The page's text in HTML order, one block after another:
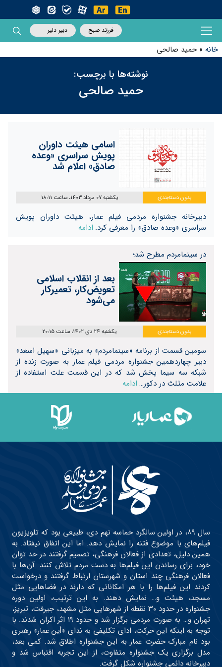
فرزند صبح دبیر دلیر
خانه »حمید صالحی
نوشته‌ها با برچسب:
حمید صالحی
اسامی هیئت داوران
پویش سراسری «وعده
صادق» اعلام شد
بدون دسته‌بندی یکشنبه 07 مرداد 1403، ساعت 18:11
دبیرخانه جشنواره مردمی فیلم عمار، هیئت داوران پویش
سراسری «وعده صادق» را معرفی کرد. ادامه
در سینما‌مردم مطرح شد؛
بعد از انقلاب اسلامی
تعویض‌کار، تعمیر‌کار
می‌شود
بدون دسته‌بندی یکشنبه 24 دی 1402، ساعت 20:15
سومین قسمت از برنامه «سینمامردم» به میزبانی «سهیل اسعد»
دبیر چهاردهمین جشنواره مردمی فیلم عمار به صورت زنده از
شبکه سه سیما پخش شد که در این قسمت علت استفاده از
علامت مثلث در دکور… ادامه
سال ۸۹، در اولین سالگرد حماسه نهم دی، طبیعی بود که تلویزیون
فیلم‌های با موضوع فتنه را نمایش دهد. اما این اتفاق نیفتاد. به
همین دلیل، تعدادی از فعالان فرهنگی، تصمیم گرفتند در حد توان
خود، برای رساندن این فیلم‌ها به دست مردم تلاش کنند. آن‌ها با
فعالان فرهنگی چند استان و شهرستان ارتباط گرفتند و درخواست
کردند این فیلم‌ها را با هر امکاناتی که دارند در فضاهایی مثل
مسجد، هیئت و… نمایش دهند. به این ترتیب، اولین دوره
جشنواره در حدود ۳۰ نقطه از شهرهایی مثل مشهد، جیرفت، تبریز،
تهران و… به صورت مردمی برگزار شد و حدود ۱۹ اثر اکران شدند. با
توجه به اینکه این حرکت، ادای تکلیفی به ندای «أین عمار» رهبری
بود نام مبارک حضرت عمار به این جشنواره اطلاق شد. کمی بعد،
مدل برگزاری یک جشنواره متفاوت، از این تجربه اقتباس شد و
دبیرخانه دائمی جشنواره شکل گرفت.